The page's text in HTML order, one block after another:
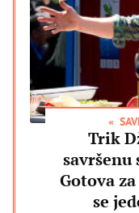
Trik
savršenu
Gotova
se